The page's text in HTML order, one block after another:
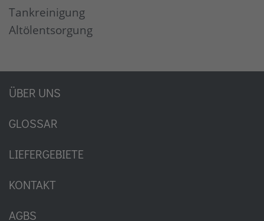
Tankreinigung
Altölentsorgung
ÜBER UNS
GLOSSAR
LIEFERGEBIETE
KONTAKT
AGBS